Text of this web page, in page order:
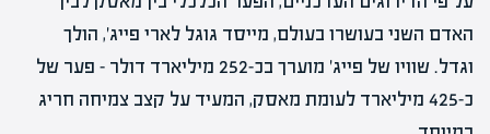
האדם השני בעושרו בעולם, מייסד גוגל לארי פייג', הולך
וגדל. שוויו של פייג' מוערך בכ-252 מיליארד דולר – פער של
כ-425 מיליארד לעומת מאסק, המעיד על קצב צמיחה חריג